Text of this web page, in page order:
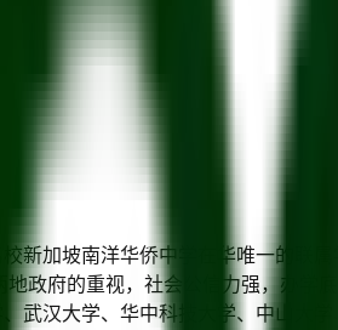
加坡南洋华侨中学在华唯一的联
地政府的重视，社会公信力强，办
武汉大学、华中科技大学、中山大